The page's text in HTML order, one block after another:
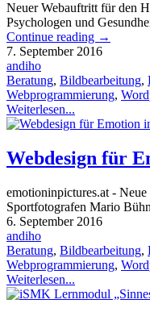
Neuer Webauftritt für den
Psychologen und
Continue reading →
7. September 2016
andiho
Beratung, Bildbearbeitung,
Webprogrammierung,
Weiterlesen...
Webdesign für
emotioninpictures.at -
Sportfotografen Mario
6. September 2016
andiho
Beratung, Bildbearbeitung,
Webprogrammierung,
Weiterlesen...